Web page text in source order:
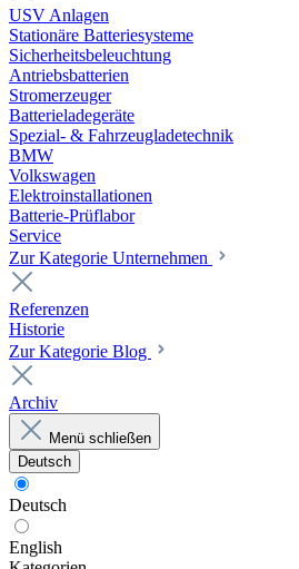
USV Anlagen
Stationäre Batteriesysteme
Sicherheitsbeleuchtung
Antriebsbatterien
Stromerzeuger
Batterieladegeräte
Spezial- & Fahrzeugladetechnik
BMW
Volkswagen
Elektroinstallationen
Batterie-Prüflabor
Service
Zur Kategorie Unternehmen
Referenzen
Historie
Zur Kategorie Blog
Archiv
Menü schließen
Deutsch
Deutsch
English